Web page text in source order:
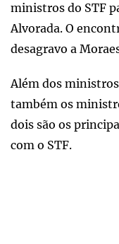
ministros do STF
Alvorada. O
desagravo a
Além dos
também os
dois são os
com o STF.